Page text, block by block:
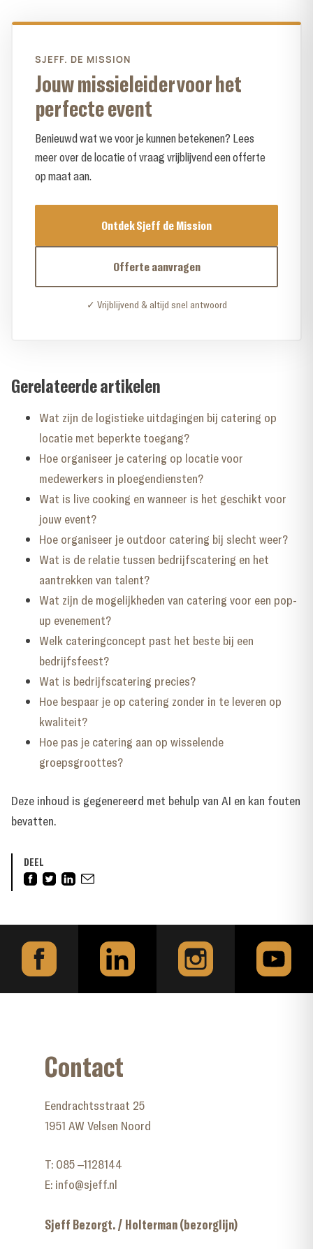
SJEFF. DE MISSION
Jouw missieleider voor het
perfecte event
Benieuwd wat we voor je kunnen betekenen? Lees
meer over de locatie of vraag vrijblijvend een offerte
op maat aan.
Ontdek Sjeff de Mission
Offerte aanvragen
✓ Vrijblijvend & altijd snel antwoord
Gerelateerde artikelen
Wat zijn de logistieke uitdagingen bij catering op
locatie met beperkte toegang?
Hoe organiseer je catering op locatie voor
medewerkers in ploegendiensten?
Wat is live cooking en wanneer is het geschikt voor
jouw event?
Hoe organiseer je outdoor catering bij slecht weer?
Wat is de relatie tussen bedrijfscatering en het
aantrekken van talent?
Wat zijn de mogelijkheden van catering voor een pop-
up evenement?
Welk cateringconcept past het beste bij een
bedrijfsfeest?
Wat is bedrijfscatering precies?
Hoe bespaar je op catering zonder in te leveren op
kwaliteit?
Hoe pas je catering aan op wisselende
groepsgroottes?
Deze inhoud is gegenereerd met behulp van AI en kan fouten
bevatten.
DEEL
Contact
Eendrachtsstraat 25
1951 AW Velsen Noord
T: 085 –1128144
E: info@sjeff.nl
Sjeff Bezorgt. / Holterman (bezorglijn)